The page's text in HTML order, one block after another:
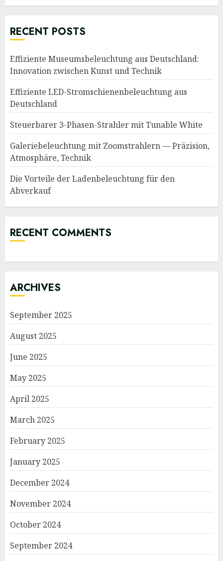
RECENT POSTS
Effiziente Museumsbeleuchtung aus Deutschland:
Innovation zwischen Kunst und Technik
Effiziente LED-Stromschienenbeleuchtung aus
Deutschland
Steuerbarer 3-Phasen-Strahler mit Tunable White
Galeriebeleuchtung mit Zoomstrahlern — Präzision,
Atmosphäre, Technik
Die Vorteile der Ladenbeleuchtung für den
Abverkauf
RECENT COMMENTS
ARCHIVES
September 2025
August 2025
June 2025
May 2025
April 2025
March 2025
February 2025
January 2025
December 2024
November 2024
October 2024
September 2024